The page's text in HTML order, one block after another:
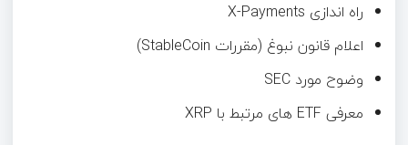
راه اندازی X-Payments
اعلام قانون نبوغ (مقررات StableCoin)
وضوح مورد SEC
معرفی ETF های مرتبط با XRP